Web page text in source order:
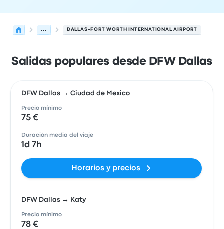
... DALLAS-FORT WORTH INTERNATIONAL AIRPORT
Salidas populares desde DFW Dallas
DFW Dallas → Ciudad de Mexico
Precio mínimo
75 €
Duración media del viaje
1d 7h
Horarios y precios
DFW Dallas → Katy
Precio mínimo
78 €